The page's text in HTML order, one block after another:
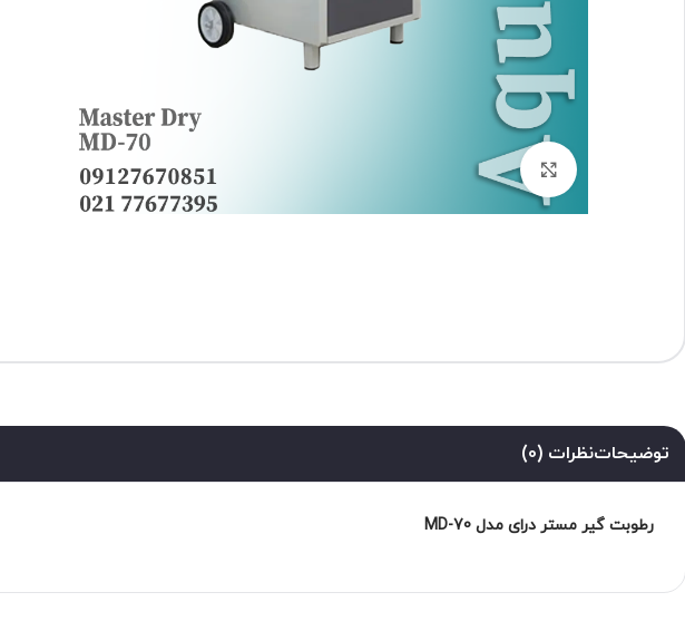
برای بزرگنمایی کلیک کنید
توضیحاتنظرات (0)
رطوبت گیر مستر درای مدل MD-70